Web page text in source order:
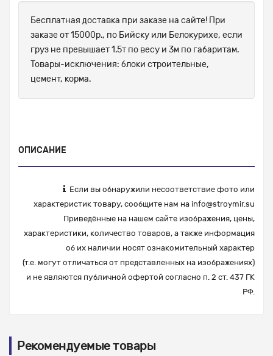
Бесплатная доставка при заказе на сайте! При
заказе от 15000р., по Бийску или Белокурихе, если
груз не превышает 1.5т по весу и 3м по габаритам.
Товары-исключения: блоки строительные,
цемент, корма.
ОПИСАНИЕ
Если вы обнаружили несоответствие фото или
характеристик товару, сообщите нам на info@stroymir.su
Приведённые на нашем сайте изображения, цены,
характеристики, количество товаров, а также информация
об их наличии носят ознакомительный характер
(т.е. могут отличаться от представленных на изображениях)
и не являются публичной офертой согласно п. 2 ст. 437 ГК
РФ.
Рекомендуемые товары